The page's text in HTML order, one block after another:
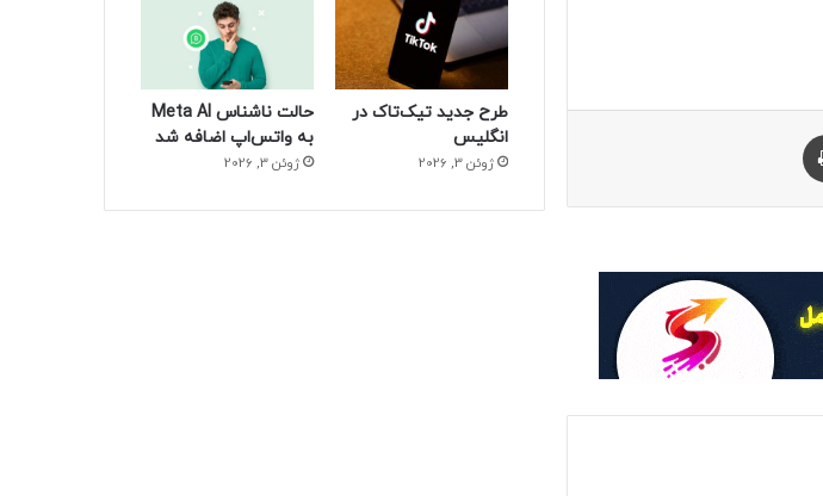
طرح جدید تیک‌تاک در
انگلیس
ژوئن 3, 2026
حالت ناشناس Meta AI
به واتس‌اپ اضافه شد
ژوئن 3, 2026